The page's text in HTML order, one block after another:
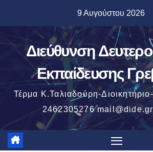
περιεχόμενο
9 Αυγούστου 2026
Διεύθυνση
Εκπαίδευσης
Τέρμα Κ.Ταλιαδούρη-
2462305276